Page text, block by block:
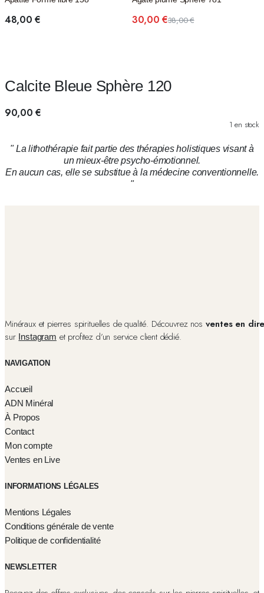
48,00€ 38,00€
30,00€
Calcite Bleue Sphère 120
90,00€
1 en stock
" La lithothérapie fait partie des thérapies holistiques visant à
un mieux-être psycho-émotionnel.
En aucun cas, elle se substitue à la médecine conventionnelle.
"
Minéraux et pierres spirituelles de qualité. Découvrez nos ventes en
sur Instagram et profitez d’un service client dédié.
NAVIGATION
Accueil
ADN Minéral
À Propos
Contact
Mon compte
Ventes en Live
INFORMATIONS LÉGALES
Mentions Légales
Conditions générale de vente
Politique de confidentialité
NEWSLETTER